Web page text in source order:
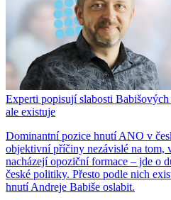
Experti popisují slabosti
ale existuje
Dominantní pozice hnutí ANO v
objektivní příčiny nezávislé na tom,
nacházejí opoziční formace – jde o
české politiky. Přesto podle nich
hnutí Andreje Babiše oslabit.